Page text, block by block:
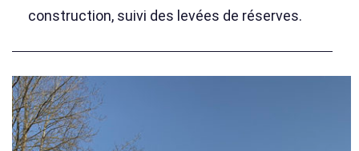
construction, suivi des levées de réserves.